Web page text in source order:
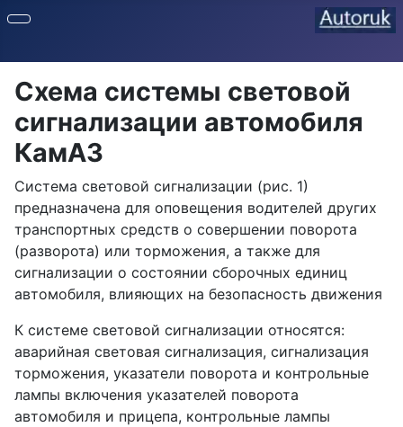
Схема системы световой
сигнализации автомобиля
КамАЗ
Система световой сигнализации (рис. 1)
предназначена для оповещения водителей других
транспортных средств о совершении поворота
(разворота) или торможения, а также для
сигнализации о состоянии сборочных единиц
автомобиля, влияющих на безопасность движения
К системе световой сигнализации относятся:
аварийная световая сигнализация, сигнализация
торможения, указатели поворота и контрольные
лампы включения указателей поворота
автомобиля и прицепа, контрольные лампы